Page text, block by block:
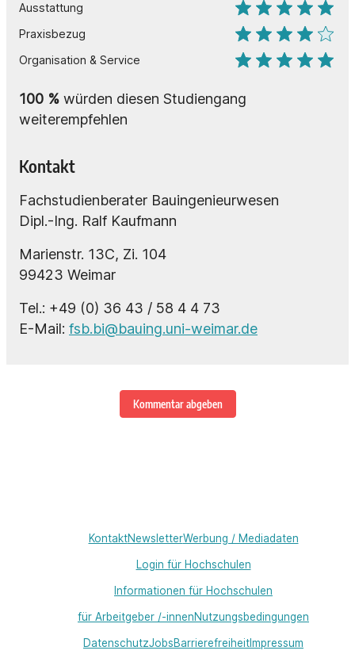
Ausstattung
Praxisbezug
Organisation & Service
100 % würden diesen Studiengang
weiterempfehlen
Kontakt
Fachstudienberater Bauingenieurwesen
Dipl.-Ing. Ralf Kaufmann
Marienstr. 13C, Zi. 104
99423 Weimar
Tel.: +49 (0) 36 43 / 58 4 4 73
E-Mail: fsb.bi@bauing.uni-weimar.de
Kommentar abgeben
KontaktNewsletterWerbung / Mediadaten
Login für Hochschulen
Informationen für Hochschulen
für Arbeitgeber /-innenNutzungsbedingungen
DatenschutzJobsBarrierefreiheitImpressum